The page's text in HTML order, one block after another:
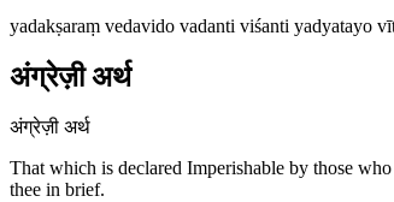
yadakṣaraṃ vedavido vadanti viśanti yadyatayo
अंग्रेज़ी अर्थ
अंग्रेज़ी अर्थ
That which is declared Imperishable by those
thee in brief.